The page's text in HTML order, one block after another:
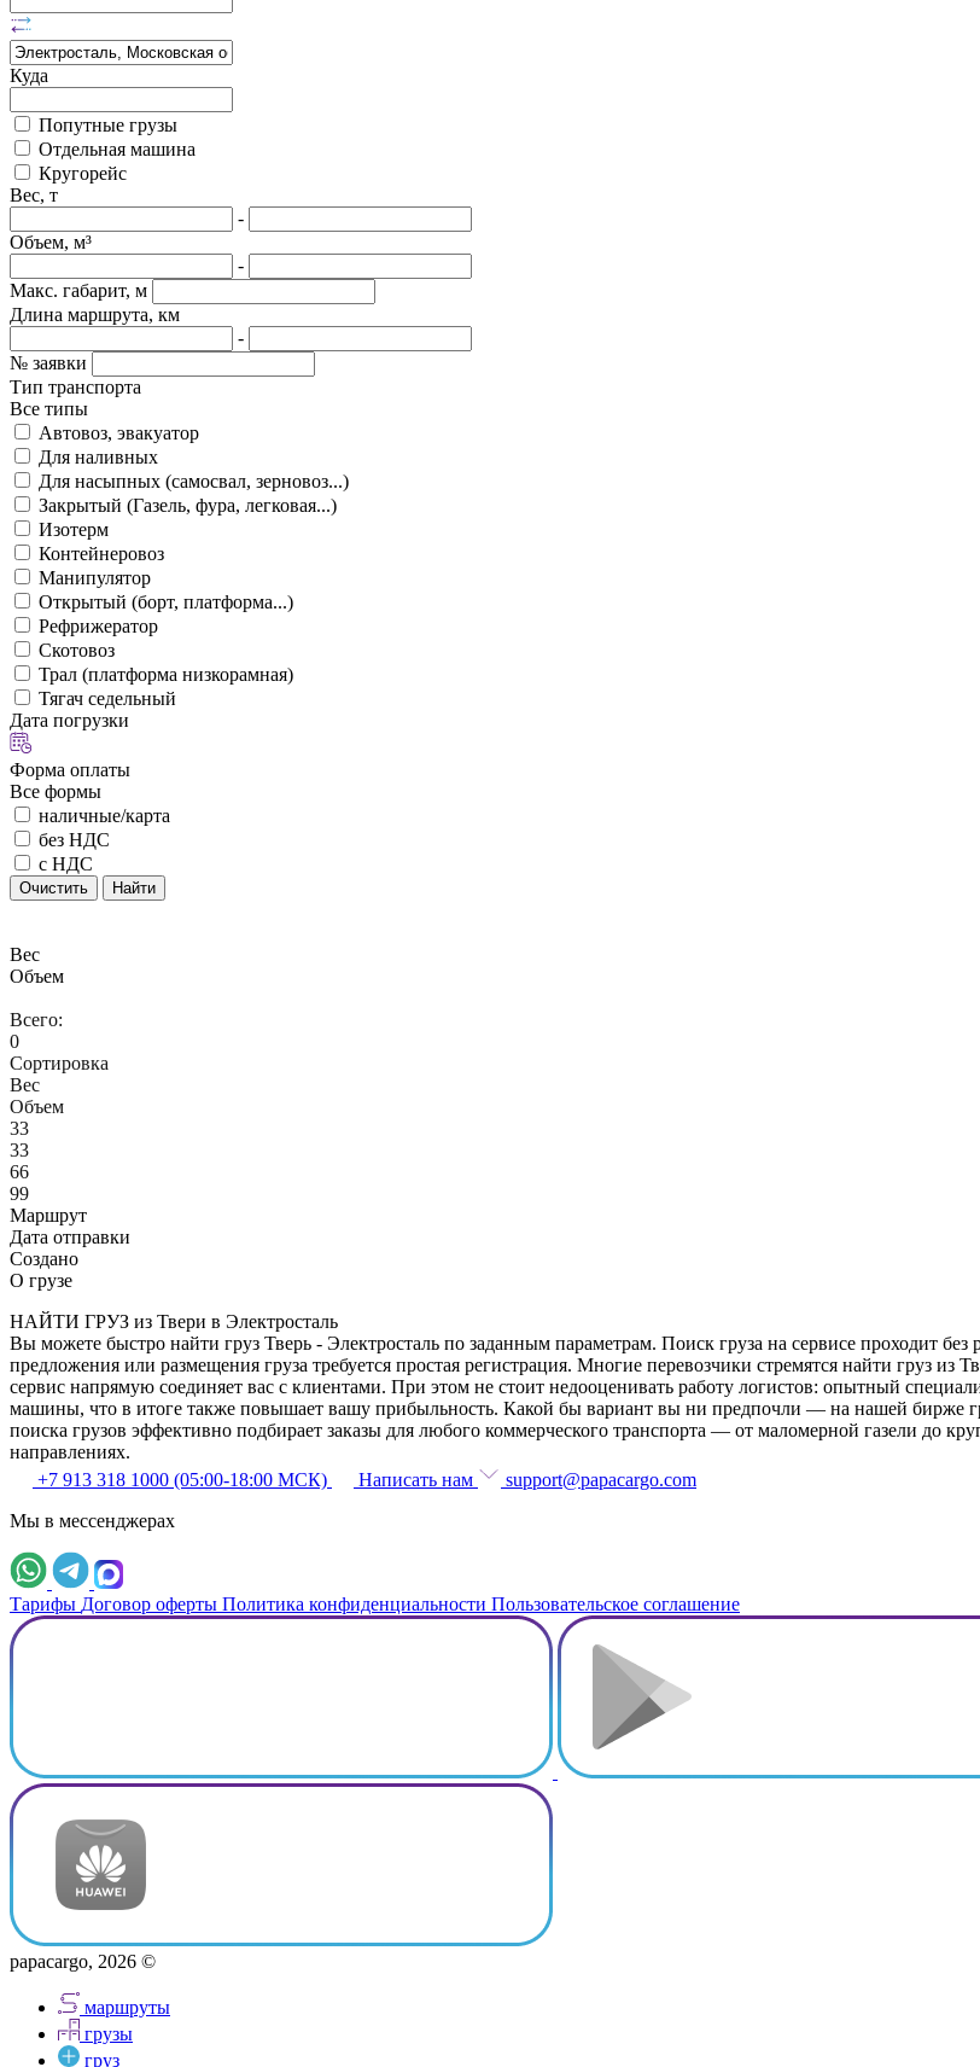
Куда
Попутные грузы
Отдельная машина
Кругорейс
Вес, т
-
Объем, м³
-
Макс. габарит, м
Длина маршрута, км
-
№ заявки
Тип транспорта
Все типы
Автовоз, эвакуатор
Для наливных
Для насыпных (самосвал, зерновоз...)
Закрытый (Газель, фура, легковая...)
Изотерм
Контейнеровоз
Манипулятор
Открытый (борт, платформа...)
Рефрижератор
Скотовоз
Трал (платформа низкорамная)
Тягач седельный
Дата погрузки
Форма оплаты
Все формы
наличные/карта
без НДС
с НДС
Очистить Найти
Вес
Объем
Всего:
0
Сортировка
Вес
Объем
33
33
66
99
Маршрут
Дата отправки
Создано
О грузе
НАЙТИ ГРУЗ из Твери в Электросталь
Вы можете быстро найти груз Тверь - Электросталь по заданным параметрам. Поиск груза на сервисе проходит
предложения или размещения груза требуется простая регистрация. Многие перевозчики стремятся найти груз из
сервис напрямую соединяет вас с клиентами. При этом не стоит недооценивать работу логистов: опытный
машины, что в итоге также повышает вашу прибыльность. Какой бы вариант вы ни предпочли — на нашей бирже
поиска грузов эффективно подбирает заказы для любого коммерческого транспорта — от маломерной газели до
направлениях.
+7 913 318 1000 (05:00-18:00 МСК)
Написать нам
support@papacargo.com
Мы в мессенджерах
Тарифы Договор оферты Политика конфиденциальности Пользовательское соглашение
papacargo, 2026 ©
маршруты
грузы
груз